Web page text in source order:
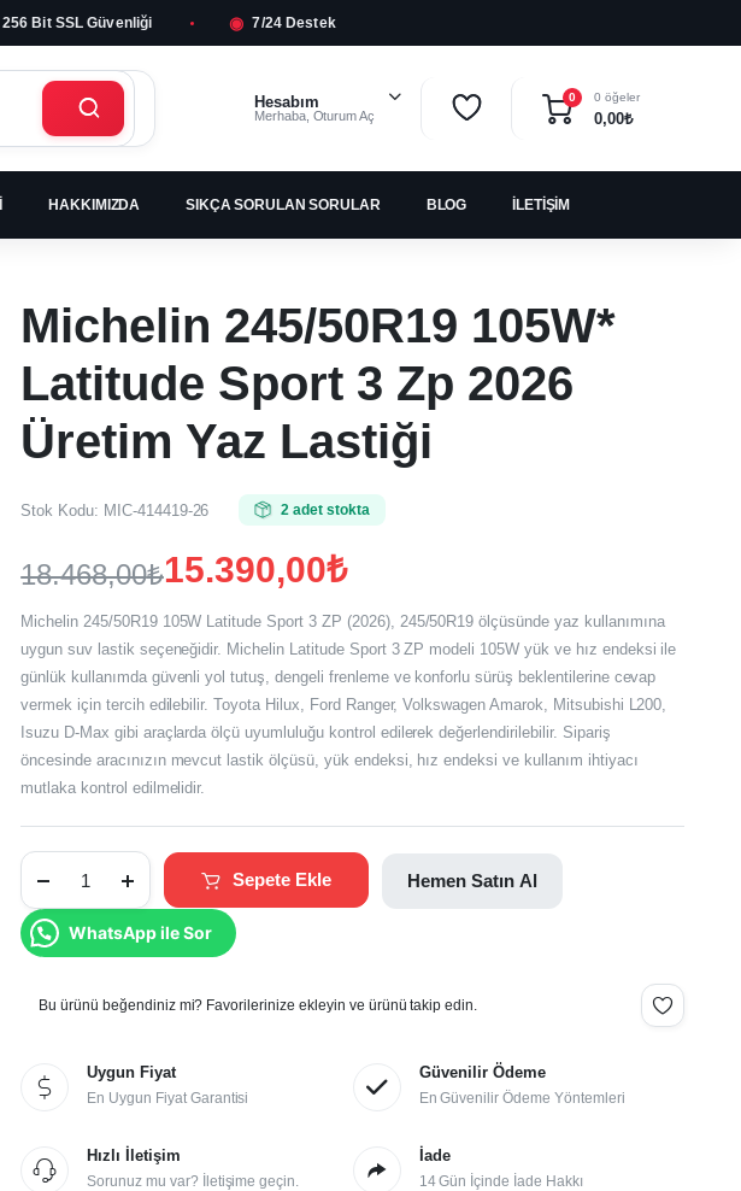
256 Bit SSL Güvenliği ◉ 7/24 Destek
Hesabım
Merhaba, Oturum Aç
0 0 öğeler
0,00₺
HAKKIMIZDA SIKÇA SORULAN SORULAR BLOG İLETIŞIM
Michelin 245/50R19 105W*
Latitude Sport 3 Zp 2026
Üretim Yaz Lastiği
Stok Kodu: MIC-414419-26 2 adet stokta
18.468,00₺
Orijinal
fiyat:
18.468,00₺.
15.390,00₺
Şu
andaki
fiyat:
15.390,00₺.
Michelin 245/50R19 105W Latitude Sport 3 ZP (2026), 245/50R19 ölçüsünde yaz kullanımına
uygun suv lastik seçeneğidir. Michelin Latitude Sport 3 ZP modeli 105W yük ve hız endeksi ile
günlük kullanımda güvenli yol tutuş, dengeli frenleme ve konforlu sürüş beklentilerine cevap
vermek için tercih edilebilir. Toyota Hilux, Ford Ranger, Volkswagen Amarok, Mitsubishi L200,
Isuzu D-Max gibi araçlarda ölçü uyumluluğu kontrol edilerek değerlendirilebilir. Sipariş
öncesinde aracınızın mevcut lastik ölçüsü, yük endeksi, hız endeksi ve kullanım ihtiyacı
mutlaka kontrol edilmelidir.
245/50R19
Latitude
Sport
Üretim
Sepete Ekle Hemen Satın Al
WhatsApp ile Sor
Bu ürünü beğendiniz mi? Favorilerinize ekleyin ve ürünü takip edin.
Uygun Fiyat
En Uygun Fiyat Garantisi
Güvenilir Ödeme
En Güvenilir Ödeme Yöntemleri
Hızlı İletişim
Sorunuz mu var? İletişime geçin.
İade
14 Gün İçinde İade Hakkı